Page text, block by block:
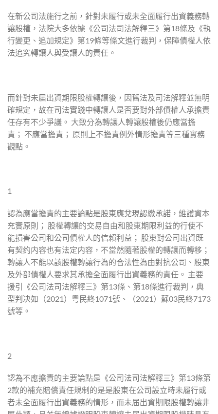
在新公司法施行之前，針對未履行或未全面履行出資義務轉
讓股權，法院大多依據《公司法司法解釋三》第18條及《執
行變更、追加規定》第19條等條文進行裁判，保障債權人依
法追究轉讓人與受讓人的責任。
而針對未届出資期限股權轉讓後，因舊法及司法解釋並無明
確規定，故在司法實踐中轉讓人是否要對外部債權人承擔責
任存有不少爭議。 大致分為轉讓人轉讓股權後仍應當擔
責； 不應當擔責； 原則上不擔責例外情形擔責等三種實務
觀點。
1
認為應當擔責的主要論點是股東應兌現認繳承諾，維護資本
充實原則； 股權轉讓的交易自由和股東期限利益的行使不
能損害公司和公司債權人的信賴利益； 股東對公司出資既
有契约内容也有法定内容，不當然隨著股權的轉讓而轉移；
轉讓人不能以該股權轉讓行為的合法性為由對抗公司、股東
及外部債權人要求其承擔全面履行出資義務的責任。 主要
援引《公司法司法解釋三》第13條、第18條進行裁判，典
型判决如（2021）粵民終1071號、（2021）蘇03民終7173
號等。
2
認為不應擔責的主要論點是《公司法司法解釋三》第13條第
2款的補充賠償責任規制的是是股東在公司設立時未履行或
者未全面履行出資義務的情形，而未届出資期限股權轉讓非